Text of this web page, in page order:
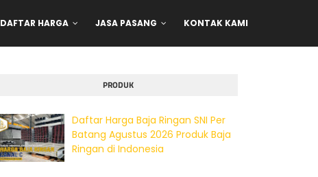
DAFTAR HARGA JASA PASANG KONTAK KAMI
PRODUK
Daftar Harga Baja Ringan SNI Per
Batang Agustus 2026 Produk Baja
Ringan di Indonesia